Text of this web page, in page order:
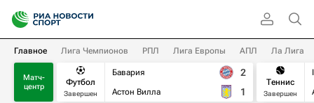
Главное Лига Чемпионов РПЛ Лига Европы АПЛ Ла Лига
Матч-
центр
Футбол
Завершен
Бавария
Астон Вилла
2
1
Теннис
Завершен